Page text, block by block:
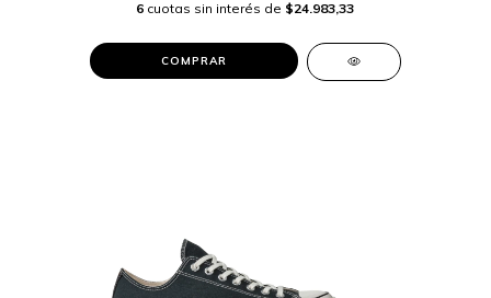
6 cuotas sin interés de $24.983,33
COMPRAR